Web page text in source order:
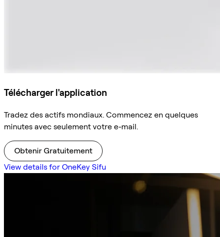
Télécharger l'application
Tradez des actifs mondiaux. Commencez en quelques
minutes avec seulement votre e-mail.
Obtenir Gratuitement
View details for OneKey Sifu